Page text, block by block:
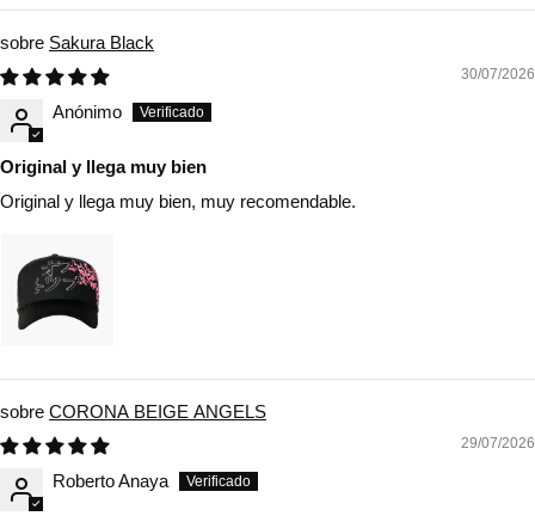
Sakura Black
30/07/2026
Anónimo
Original y llega muy bien
Original y llega muy bien, muy recomendable.
CORONA BEIGE ANGELS
29/07/2026
Roberto Anaya